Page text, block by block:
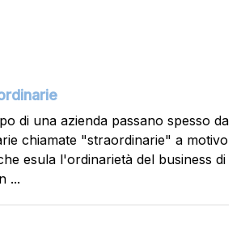
di una azienda passano spesso da
chiamate "straordinarie" a motivo
esula l'ordinarietà del business di
...